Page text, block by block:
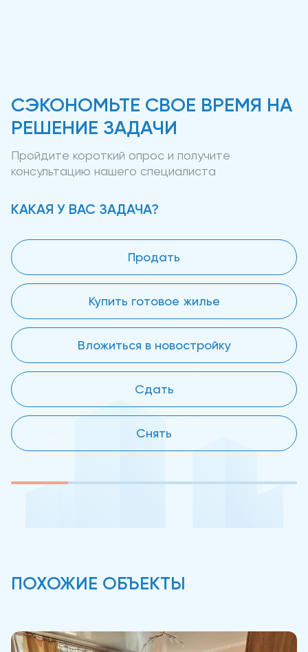
СЭКОНОМЬТЕ СВОЕ ВРЕМЯ НА
РЕШЕНИЕ ЗАДАЧИ
Пройдите короткий опрос и получите
консультацию нашего специалиста
КАКАЯ У ВАС ЗАДАЧА?
Продать
Купить готовое жилье
Вложиться в новостройку
Сдать
Снять
ПОХОЖИЕ ОБЪЕКТЫ